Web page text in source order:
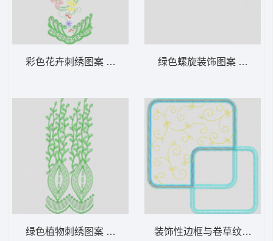
彩色花卉刺绣图案 家纺 窗帘 装饰
绿色植物刺绣图案 家纺 窗帘 装饰
绿色螺旋装饰图案 家纺 窗
装饰性边框与卷草纹图案